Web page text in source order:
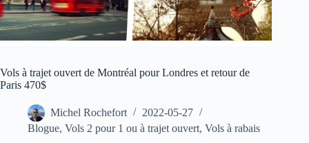
Vols à trajet ouvert de Montréal pour Londres et retour de
Paris 470$
Michel Rochefort
2022-05-27
Blogue, Vols 2 pour 1 ou à trajet ouvert, Vols à rabais